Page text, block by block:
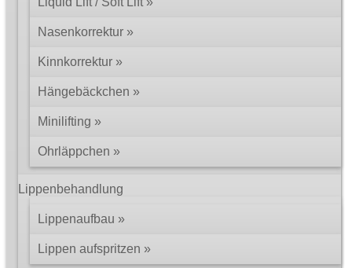
Nasenkorrektur
Kinnkorrektur
Hängebäckchen
Minilifting
Ohrläppchen
Lippenbehandlung
Lippenaufbau
Lippen aufspritzen